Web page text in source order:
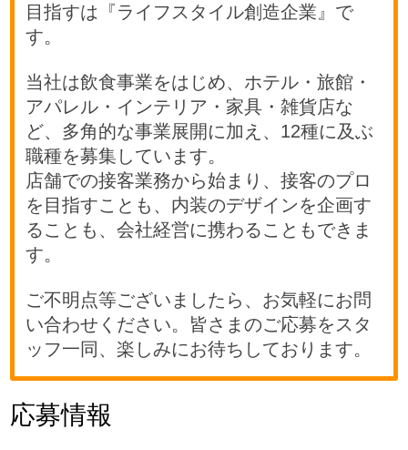
目指すは『ライフスタイル創造企業』で
す。
当社は飲食事業をはじめ、ホテル・旅館・
アパレル・インテリア・家具・雑貨店な
ど、多角的な事業展開に加え、12種に及ぶ
職種を募集しています。
店舗での接客業務から始まり、接客のプロ
を目指すことも、内装のデザインを企画す
ることも、会社経営に携わることもできま
す。
ご不明点等ございましたら、お気軽にお問
い合わせください。皆さまのご応募をスタ
ッフ一同、楽しみにお待ちしております。
応募情報